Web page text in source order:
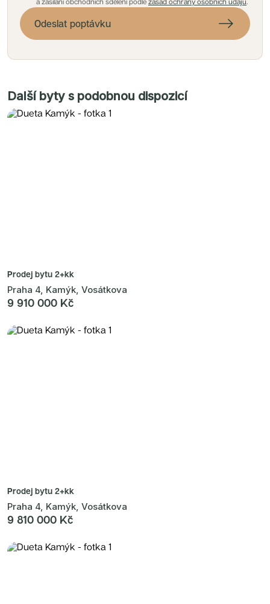
Odeslat poptávku
Další byty s podobnou dispozicí
Prodej bytu 2+kk
Praha 4, Kamýk, Vosátkova
9 910 000 Kč
Prodej bytu 2+kk
Praha 4, Kamýk, Vosátkova
9 810 000 Kč